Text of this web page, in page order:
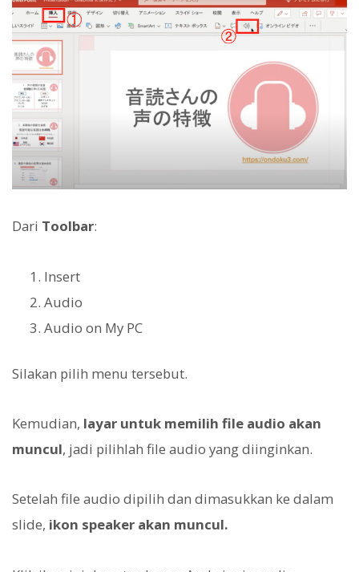
Dari Toolbar:
Insert
Audio
Audio on My PC
Silakan pilih menu tersebut.
Kemudian, layar untuk memilih file audio akan
muncul, jadi pilihlah file audio yang diinginkan.
Setelah file audio dipilih dan dimasukkan ke dalam
slide, ikon speaker akan muncul.